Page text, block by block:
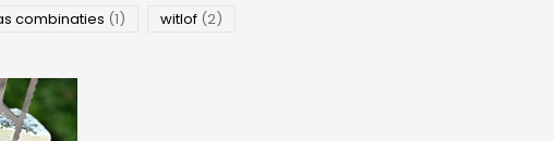
combinaties (1) witlof (2)